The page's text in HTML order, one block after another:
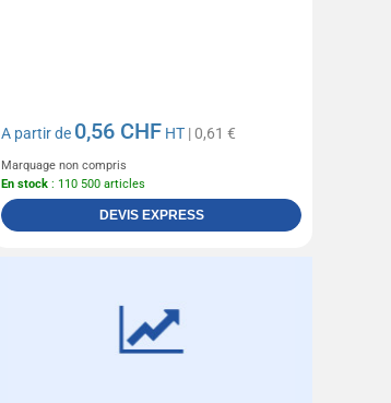
A partir de 0,56 CHF HT | 0,61 €
Marquage non compris
En stock : 110 500 articles
DEVIS EXPRESS